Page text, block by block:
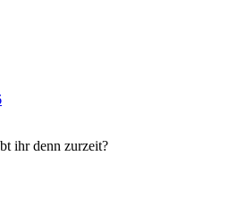
ihr denn zurzeit?